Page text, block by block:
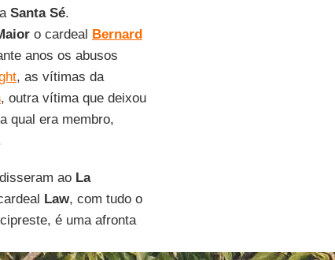
Santa Sé.
o cardeal Bernard
anos os abusos
, as vítimas da
, outra vítima que deixou
qual era membro,
ao La
Law, com tudo o
é uma afronta